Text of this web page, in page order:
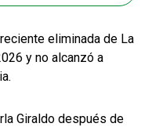
eliminada de La
y no alcanzó a
Giraldo después de